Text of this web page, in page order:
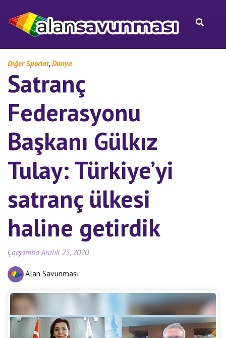
Diğer Sporlar,Dünya
Satranç
Federasyonu
Başkanı Gülkız
Tulay: Türkiye’yi
satranç ülkesi
haline getirdik
Çarşamba Aralık 23, 2020
Alan Savunması